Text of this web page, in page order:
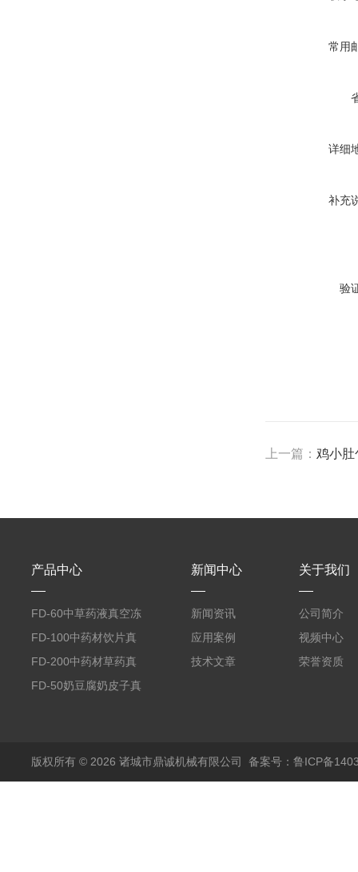
常用
详细
补充
验
上一篇： 鸡小
产品中心
FD-60中草药液真空冻
干机
FD-100中药材饮片真
空冻干机
FD-200中药材草药真
空冻干机
FD-50奶豆腐奶皮子真
新闻中心
新闻资讯
应用案例
技术文章
关于我们
公司简介
视频中心
荣誉资质
版权所有 © 2026 诸城市鼎诚机械有限公司 备案号：鲁ICP备